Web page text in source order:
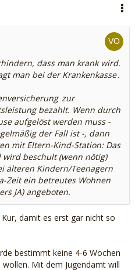
dass man krank wird.
man bei derKrankenkasse.
zur
bezahlt. Wenn durch
aufgelöst werden muss -
der Fall ist -, dann
mit Eltern-Kind-Station: Das
beschult (wenn nötig)
älteren Kindern/Teenagern
Zeit ein betreutes Wohnen
JA) angeboten.
damit es erst gar nicht so
bestimmt keine 4-6 Wochen
Mit dem Jugendamt will